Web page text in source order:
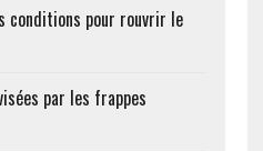
conditions pour rouvrir le
par les frappes